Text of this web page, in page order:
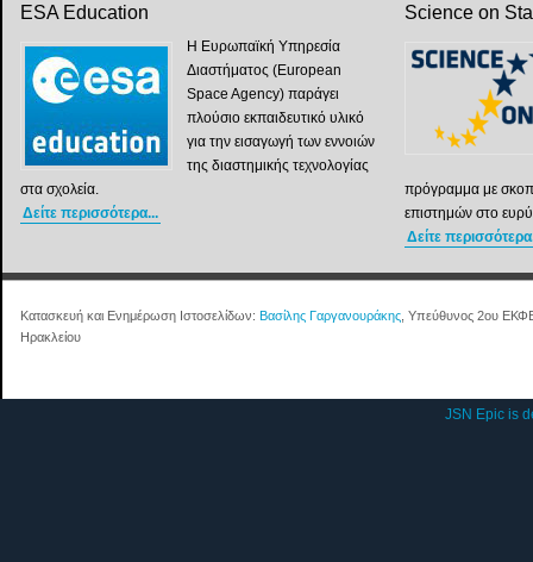
ESA Education
Η Ευρωπαϊκή Υπηρεσία
Διαστήματος (European
Space Agency) παράγει
πλούσιο εκπαιδευτικό υλικό
για την εισαγωγή των εννοιών
της διαστημικής τεχνολογίας
στα σχολεία.
Δείτε περισσότερα...
Science on
πρόγραμμα με
επιστημών στο
Δείτε
Κατασκευή και Ενημέρωση Ιστοσελίδων: Βασίλης Γαργανουράκης , Υπεύθυνος 2ου
Ηρακλείου
JSN Epic is